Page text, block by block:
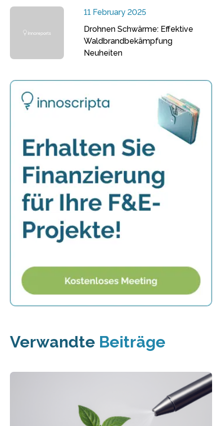
11 February 2025
Drohnen Schwärme: Effektive
Waldbrandbekämpfung
Neuheiten
Verwandte Beiträge